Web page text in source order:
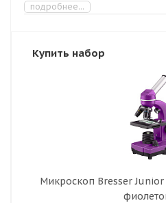
подробнее...
Купить набор
Микроскоп Bresser